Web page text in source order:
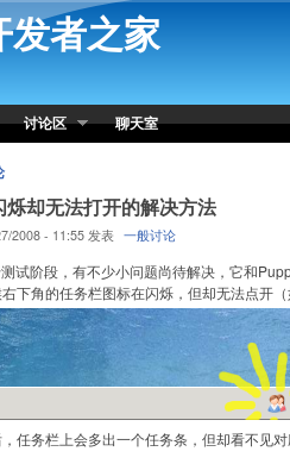
发者之家
讨论区 聊天室
却无法打开的解决方法
2008 - 11:55 发表 一般讨论
试阶段，有不少小问题尚待解决，它和
下角的任务栏图标在闪烁，但却无法点开（
任务栏上会多出一个任务条，但却看不见